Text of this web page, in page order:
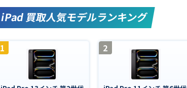
iPad 買取人気モデルランキング
1 2